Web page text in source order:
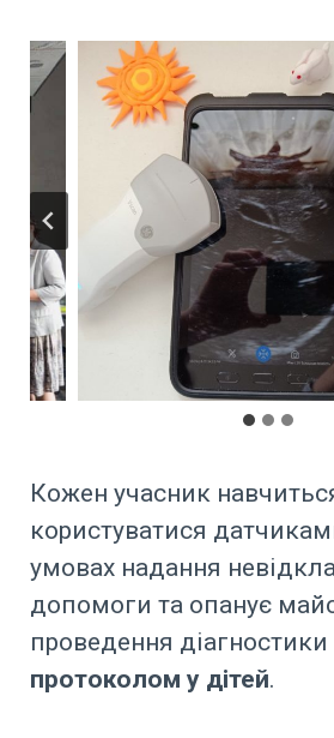
Кожен учасник
користуватися
умовах надання
допомоги та опанує
проведення діагностики
протоколом у дітей.